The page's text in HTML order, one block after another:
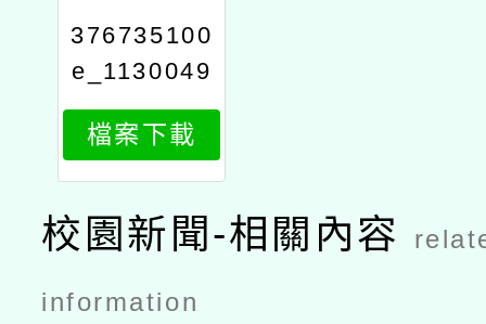
376735100
e_1130049
268_attach
1
檔案下載
校園新聞-相關內容
information